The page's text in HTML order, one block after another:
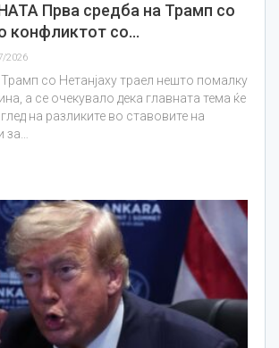
Прва средба на Трамп со
конфликтот со…
2026
со Нетанјаху траел нешто помалку
а се очекувало дека главната тема ќе
на разликите во ставовите на
за…